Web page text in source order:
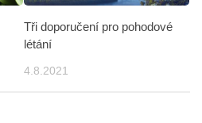
Tři doporučení pro pohodové
létání
4.8.2021